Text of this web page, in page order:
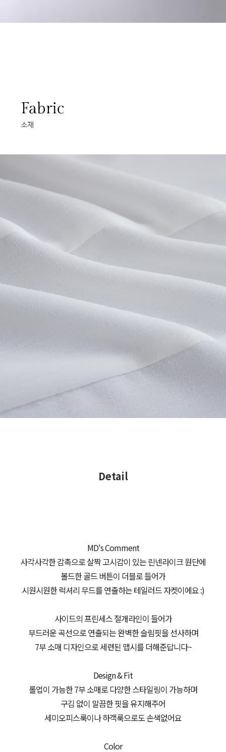
Detail
MD's Comment
사각사각한 감촉으로 살짝 고시감이 있는 린넨라이크 원단에
볼드한 골드 버튼이 더블로 들어가
시원시원한 럭셔리 무드를 연출하는 테일러드 자켓이에요 :)
사이드의 프린세스 절개라인이 들어가
부드러운 곡선으로 연출되는 완벽한 슬림핏을 선사하며
7부 소매 디자인으로 세련된 맵시를 더해준답니다~
Design & Fit
롤업이 가능한 7부 소매로 다양한 스타일링이 가능하며
구김 없이 말끔한 핏을 유지해주어
세미오피스룩이나 하객룩으로도 손색없어요
Color